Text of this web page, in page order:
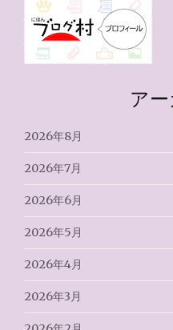
ア
2026年8月
2026年7月
2026年6月
2026年5月
2026年4月
2026年3月